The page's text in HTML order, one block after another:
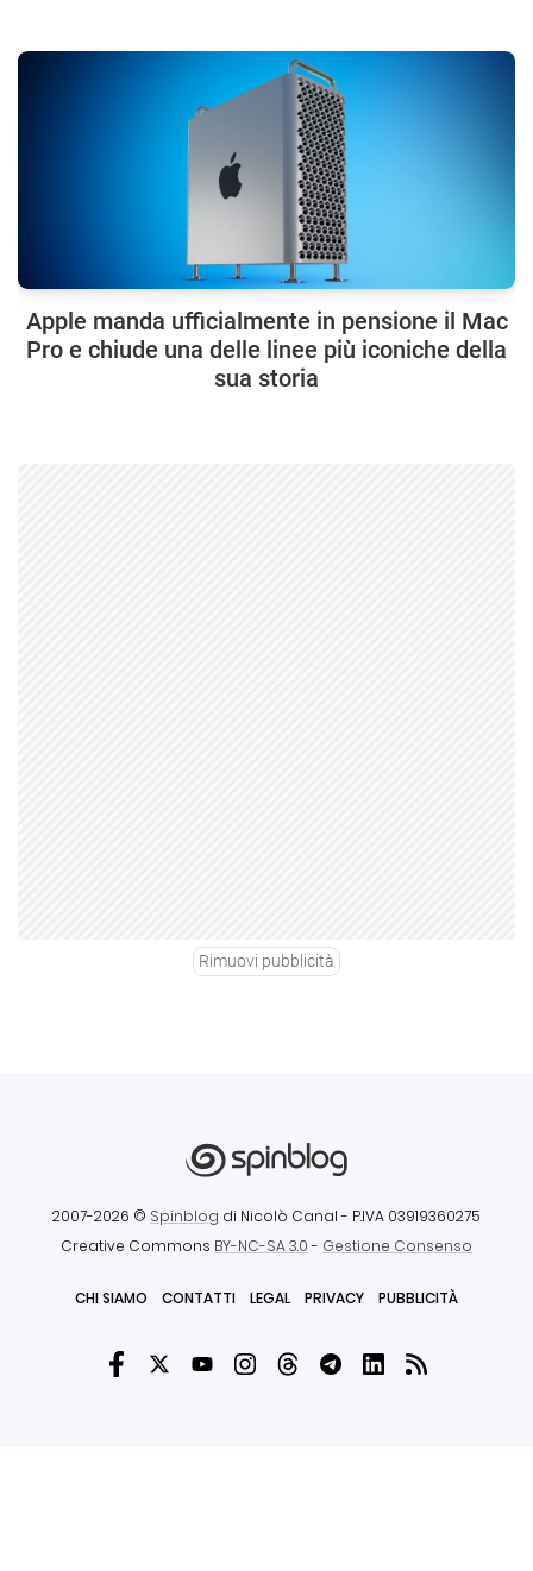
Apple manda ufficialmente in pensione il Mac
Pro e chiude una delle linee più iconiche della
sua storia
Rimuovi pubblicità
2007-2026 © Spinblog di Nicolò Canal - P.IVA 03919360275
Creative Commons BY-NC-SA 3.0- Gestione Consenso
CHI SIAMO CONTATTI LEGAL PRIVACY PUBBLICITÀ